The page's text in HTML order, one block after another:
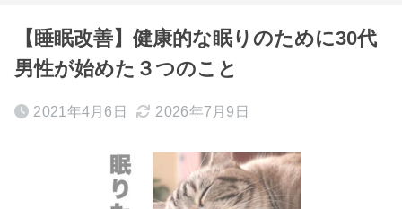
【睡眠改善】健康的な眠りのために30代
男性が始めた３つのこと
2021年4月6日 2026年7月9日